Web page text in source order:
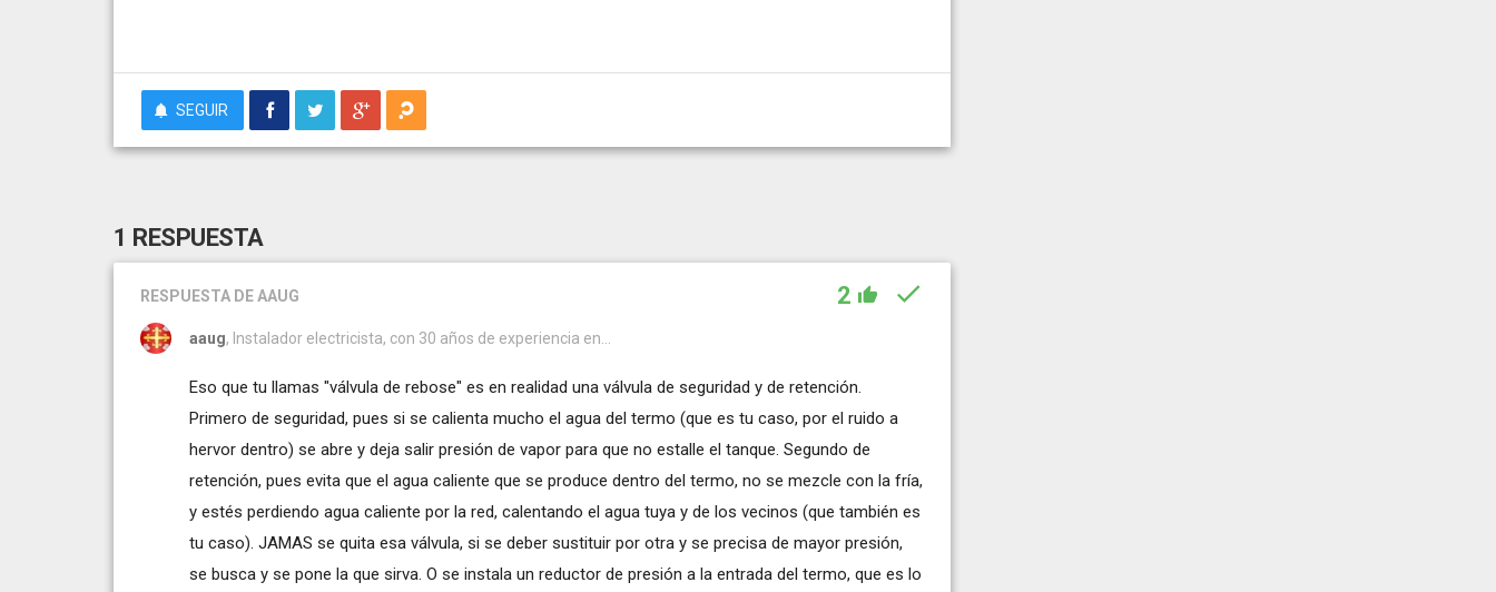
SEGUIR
1 RESPUESTA
RESPUESTA DE AAUG 2
aaug, Instalador electricista, con 30 años de experiencia en...
Eso que tu llamas "válvula de rebose" es en realidad una válvula de seguridad y de retención.
Primero de seguridad, pues si se calienta mucho el agua del termo (que es tu caso, por el ruido a
hervor dentro) se abre y deja salir presión de vapor para que no estalle el tanque. Segundo de
retención, pues evita que el agua caliente que se produce dentro del termo, no se mezcle con la fría,
y estés perdiendo agua caliente por la red, calentando el agua tuya y de los vecinos (que también es
tu caso). JAMAS se quita esa válvula, si se deber sustituir por otra y se precisa de mayor presión,
se busca y se pone la que sirva. O se instala un reductor de presión a la entrada del termo, que es lo